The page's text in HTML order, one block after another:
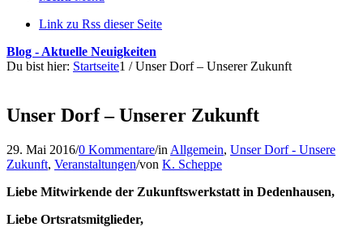
Link zu Rss dieser Seite
Blog - Aktuelle Neuigkeiten
Du bist hier: Startseite1 / Unser Dorf – Unserer Zukunft
Unser Dorf – Unserer Zukunft
29. Mai 2016/0 Kommentare/in Allgemein, Unser Dorf - Unsere
Zukunft, Veranstaltungen/von K. Scheppe
Liebe Mitwirkende der Zukunftswerkstatt in Dedenhausen,
Liebe Ortsratsmitglieder,